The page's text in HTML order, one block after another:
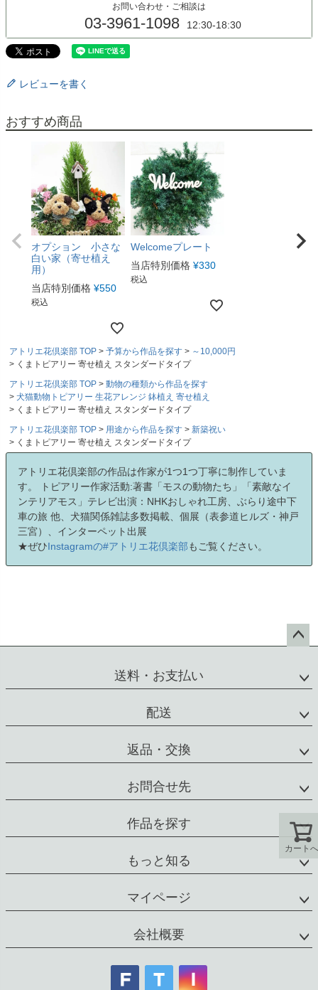
お問い合わせ・ご相談は
03-3961-1098 12:30-18:30
レビューを書く
おすすめ商品
オプション 小さな
白い家（寄せ植え
用）
当店特別価格 ¥550
税込
Welcomeプレート
当店特別価格 ¥330
税込
アトリエ花倶楽部 TOP 予算から作品を探す
～10,000円
くまトピアリー 寄せ植え スタンダードタイプ
アトリエ花倶楽部 TOP
動物の種類から作品を探す
犬猫動物トピアリー 生花アレンジ 鉢植え 寄せ植え
くまトピアリー 寄せ植え スタンダードタイプ
アトリエ花倶楽部 TOP
用途から作品を探す
新築祝い
くまトピアリー 寄せ植え スタンダードタイプ
アトリエ花倶楽部の作品は作家が1つ1つ丁寧に制作していま
す。 トピアリー作家活動:著書「モスの動物たち」「素敵なイ
ンテリアモス」テレビ出演：NHKおしゃれ工房、ぶらり途中下
車の旅 他、犬猫関係雑誌多数掲載、個展（表参道ヒルズ・神戸
三宮）、インターペット出展
★ぜひInstagramの#アトリエ花倶楽部もご覧ください。
ップ
送料・お支払い
配送
返品・交換
お問合せ先
作品を探す
もっと知る
マイページ
会社概要
カートへ